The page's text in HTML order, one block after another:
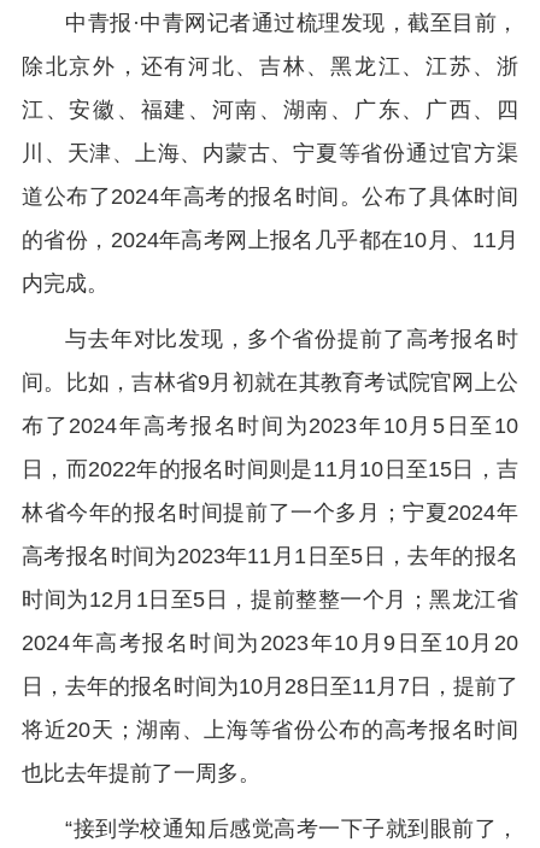
中青报·中青网记者通过梳理发现，截至目前，
除北京外，还有河北、吉林、黑龙江、江苏、浙
江、安徽、福建、河南、湖南、广东、广西、四
川、天津、上海、内蒙古、宁夏等省份通过官方渠
道公布了2024年高考的报名时间。公布了具体时间
的省份，2024年高考网上报名几乎都在10月、11月
内完成。
与去年对比发现，多个省份提前了高考报名时
间。比如，吉林省9月初就在其教育考试院官网上公
布了2024年高考报名时间为2023年10月5日至10
日，而2022年的报名时间则是11月10日至15日，吉
林省今年的报名时间提前了一个多月；宁夏2024年
高考报名时间为2023年11月1日至5日，去年的报名
时间为12月1日至5日，提前整整一个月；黑龙江省
2024年高考报名时间为2023年10月9日至10月20
日，去年的报名时间为10月28日至11月7日，提前了
将近20天；湖南、上海等省份公布的高考报名时间
也比去年提前了一周多。
“接到学校通知后感觉高考一下子就到眼前了，